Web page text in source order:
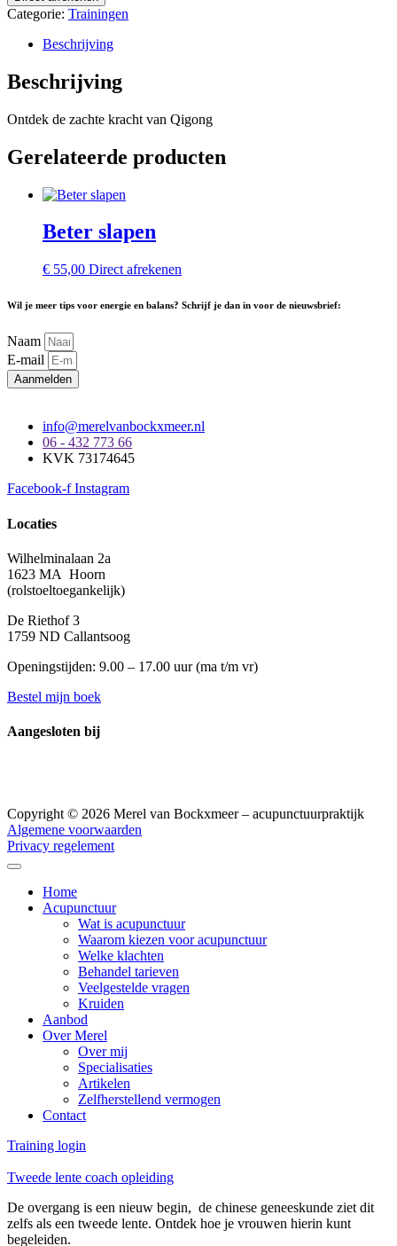
aantal
Categorie: Trainingen
Beschrijving
Beschrijving
Ontdek de zachte kracht van Qigong
Gerelateerde producten
Beter slapen
€ 55,00 Direct afrekenen
Wil je meer tips voor energie en balans? Schrijf je dan in voor de nieuwsbrief:
Naam
E-mail
Aanmelden
info@merelvanbockxmeer.nl
06 - 432 773 66
KVK 73174645
Facebook-f Instagram
Locaties
Wilhelminalaan 2a
1623 MA Hoorn
(rolstoeltoegankelijk)
De Riethof 3
1759 ND Callantsoog
Openingstijden: 9.00 – 17.00 uur (ma t/m vr)
Bestel mijn boek
Aangesloten bij
Copyright © 2026 Merel van Bockxmeer – acupunctuurpraktijk
Algemene voorwaarden
Privacy regelement
Home
Acupunctuur
Wat is acupunctuur
Waarom kiezen voor acupunctuur
Welke klachten
Behandel tarieven
Veelgestelde vragen
Kruiden
Aanbod
Over Merel
Over mij
Specialisaties
Artikelen
Zelfherstellend vermogen
Contact
Training login
Tweede lente coach opleiding
De overgang is een nieuw begin, de chinese geneeskunde ziet dit
zelfs als een tweede lente. Ontdek hoe je vrouwen hierin kunt
begeleiden.